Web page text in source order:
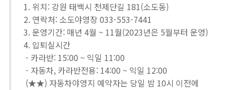
1. 위치: 강원 태백시 천제단길 181(소도동)
2. 연락처: 소도야영장 033-553-7441
3. 운영기간: 매년 4월 ~ 11월(2023년은 5월부터 운영)
4. 입퇴실시간
- 카라반: 15:00 ~ 익일 11:00
- 자동차, 카라반전용: 14:00 ~ 익일 12:00
(★★) 자동차야영지 예약자는 당일 밤 10시 이전에